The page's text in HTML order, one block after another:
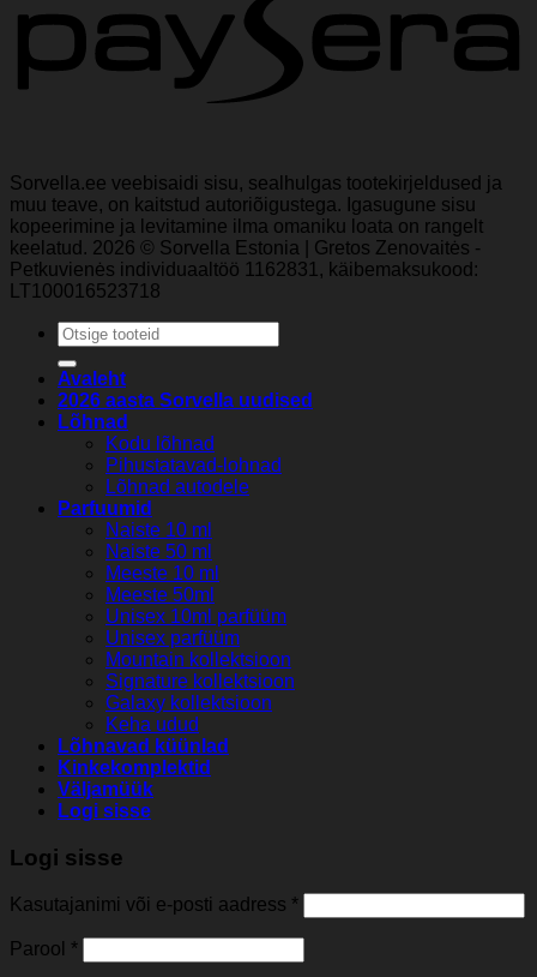
Sorvella.ee veebisaidi sisu, sealhulgas tootekirjeldused ja
muu teave, on kaitstud autoriõigustega. Igasugune sisu
kopeerimine ja levitamine ilma omaniku loata on rangelt
keelatud. 2026 © Sorvella Estonia | Gretos Zenovaitės -
Petkuvienės individuaaltöö 1162831, käibemaksukood:
LT100016523718
Otsi:
Avaleht
2026 aasta Sorvella uudised
Lõhnad
Kodu lõhnad
Pihustatavad-lohnad
Lõhnad autodele
Parfuumid
Naiste 10 ml
Naiste 50 ml
Meeste 10 ml
Meeste 50ml
Unisex 10ml parfüüm
Unisex parfüüm
Mountain kollektsioon
Signature kollektsioon
Galaxy kollektsioon
Keha udud
Lõhnavad küünlad
Kinkekomplektid
Väljamüük
Logi sisse
Logi sisse
Kasutajanimi või e-posti aadress *
Parool *